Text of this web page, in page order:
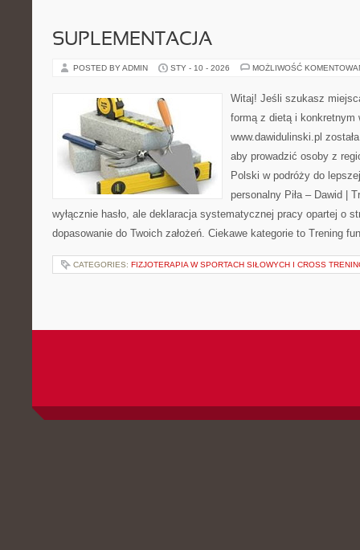
SUPLEMENTACJA
POSTED BY ADMIN STY - 10 - 2026 MOŻLIWOŚĆ
Witaj! Jeśli szukasz
formą z dietą i konkretnym
www.dawidulinski.pl
aby prowadzić osoby z
Polski w podróży do
personalny Piła – Dawid |
wyłącznie hasło, ale deklaracja systematycznej pracy opartej o
dopasowanie do Twoich założeń. Ciekawe kategorie to Trening
CATEGORIES: FIZJOTERAPIA W SPORTACH SIŁOWYCH I CROSS